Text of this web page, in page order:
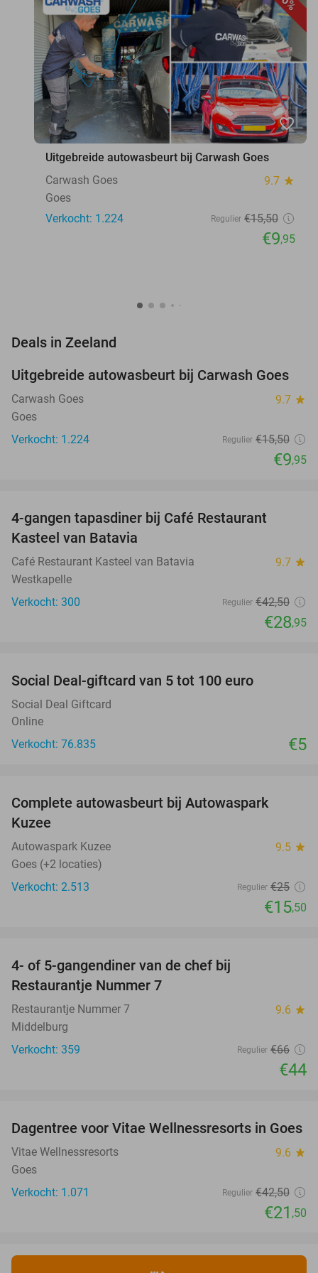
favorite_border
Uitgebreide autowasbeurt bij Carwash Goes
Carwash Goes
9.7 star
Goes
Verkocht: 1.224
Regulier €15,50
€9,95
Deals in Zeeland
36%
Uitgebreide autowasbeurt bij Carwash Goes
Carwash Goes 9.7 star
Goes
Verkocht: 1.224
Regulier €15,50
€9,95
4-gangen tapasdiner bij Café Restaurant
Kasteel van Batavia
Café Restaurant Kasteel van Batavia 9.7 star
Westkapelle
Verkocht: 300
Regulier €42,50
€28,95
Social Deal-giftcard van 5 tot 100 euro
Social Deal Giftcard
Online
Verkocht: 76.835
€5
Complete autowasbeurt bij Autowaspark
Kuzee
Autowaspark Kuzee 9.5 star
Goes (+2 locaties)
Verkocht: 2.513
Regulier €25
€15,50
4- of 5-gangendiner van de chef bij
Restaurantje Nummer 7
Restaurantje Nummer 7 9.6 star
Middelburg
Verkocht: 359
Regulier €66
€44
49%
Dagentree voor Vitae Wellnessresorts in Goes
Vitae Wellnessresorts 9.6 star
Goes
Verkocht: 1.071
Regulier €42,50
€21 ,50